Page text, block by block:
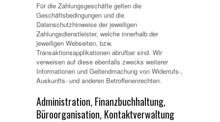
Für die Zahlungsgeschäfte gelten die
Geschäftsbedingungen und die
Datenschutzhinweise der jeweiligen
Zahlungsdienstleister, welche innerhalb der
jeweiligen Webseiten, bzw.
Transaktionsapplikationen abrufbar sind. Wir
verweisen auf diese ebenfalls zwecks weiterer
Informationen und Geltendmachung von Widerrufs-,
Auskunfts- und anderen Betroffenenrechten.
Administration, Finanzbuchhaltung,
Büroorganisation, Kontaktverwaltung